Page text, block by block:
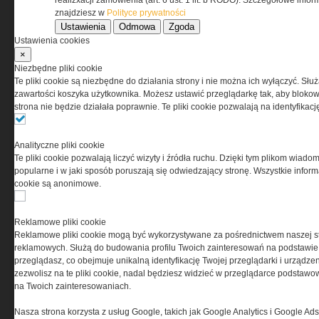
Korzystanie z portalu jest równoznaczne
przez Grupa MEDIUM Spółka z ograniczoną
odpowiedzialnością Spółka komandytowa, nr KRS:
0000537655, NIP 1132860378, REGON 146393437
(zwana dalej Grupa MEDIUM) w postaci Regulaminu.
Ta witryna wykorzystuje pliki cookies do przechowywania
informacji na Twoim komputerze. Pliki cookies stosujemy
w celu świadczenia usług na najwyższym poziomie,
w tym w sposób dostosowany do indywidualnych potrzeb.
cookies oznacza, że będą one zamieszczane w Twoim
znajdziesz w Polityce prywatności
Ustawienia Odmowa Zgoda
Ustawienia cookies
×
Niezbędne pliki cookie
Te pliki cookie są niezbędne do działania strony i nie można ich wyłączyć.
zawartości koszyka użytkownika. Możesz ustawić przeglądarkę tak, aby
strona nie będzie działała poprawnie. Te pliki cookie pozwalają na
Analityczne pliki cookie
Te pliki cookie pozwalają liczyć wizyty i źródła ruchu. Dzięki tym plikom
popularne i w jaki sposób poruszają się odwiedzający stronę. Wszystkie
cookie są anonimowe.
Reklamowe pliki cookie
Reklamowe pliki cookie mogą być wykorzystywane za pośrednictwem naszej
reklamowych. Służą do budowania profilu Twoich zainteresowań na
przeglądasz, co obejmuje unikalną identyfikację Twojej przeglądarki i
zezwolisz na te pliki cookie, nadal będziesz widzieć w przeglądarce
na Twoich zainteresowaniach.
Nasza strona korzysta z usług Google, takich jak Google Analytics i Google